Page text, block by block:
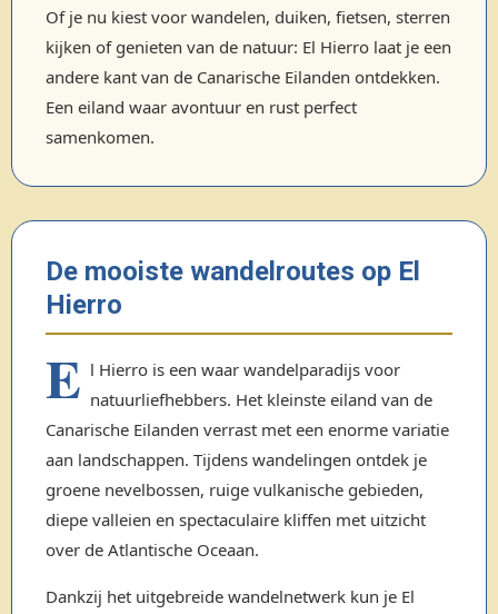
Of je nu kiest voor wandelen, duiken, fietsen, sterren
kijken of genieten van de natuur: El Hierro laat je een
andere kant van de Canarische Eilanden ontdekken.
Een eiland waar avontuur en rust perfect
samenkomen.
De mooiste wandelroutes op El
Hierro
E l Hierro is een waar wandelparadijs voor
natuurliefhebbers. Het kleinste eiland van de
Canarische Eilanden verrast met een enorme variatie
aan landschappen. Tijdens wandelingen ontdek je
groene nevelbossen, ruige vulkanische gebieden,
diepe valleien en spectaculaire kliffen met uitzicht
over de Atlantische Oceaan.
Dankzij het uitgebreide wandelnetwerk kun je El